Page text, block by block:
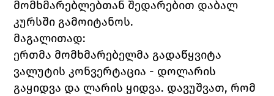
მომხმარებლებთან შედარებით დაბალ
კურსში გამოიტანოს.
მაგალითად:
ერთმა მომხმარებელმა გადაწყვიტა
ვალუტის კონვერტაცია - დოლარის
გაყიდვა და ლარის ყიდვა. დავუშვათ, რომ